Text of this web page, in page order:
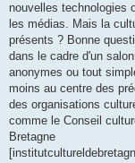
nouvelles technologies
les médias. Mais la
présents ? Bonne
dans le cadre d'un
anonymes ou tout
moins au centre des
des organisations
comme le Conseil
Bretagne